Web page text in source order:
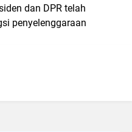
dan DPR telah
penyelenggaraan